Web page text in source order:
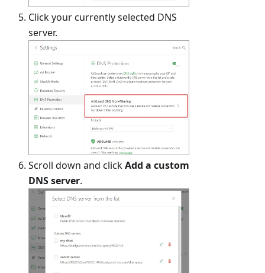
Click your currently selected DNS
server.
Scroll down and clickAdd a custom
DNS server.